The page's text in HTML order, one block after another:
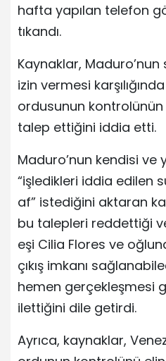
hafta yapılan telefon
tıkandı.
Kaynaklar,
izin vermesi
ordusunun kontrolünün
talep ettiğini iddia etti.
Maduro’nun kendisi ve
“işledikleri iddia edilen
af” istediğini aktaran
bu talepleri reddettiği
eşi Cilia Flores ve
çıkış imkanı
hemen gerçekleşmesi
ilettiğini dile getirdi.
Ayrıca, kaynaklar,